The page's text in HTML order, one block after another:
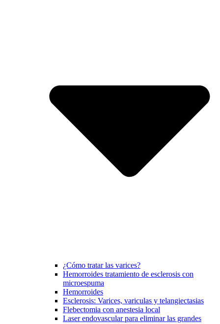
¿Cómo tratar las varices?
Hemorroides tratamiento de esclerosis con
microespuma
Hemorroides
Esclerosis: Varices, variculas y telangiectasias
Flebectomia con anestesia local
Laser endovascular para eliminar las grandes